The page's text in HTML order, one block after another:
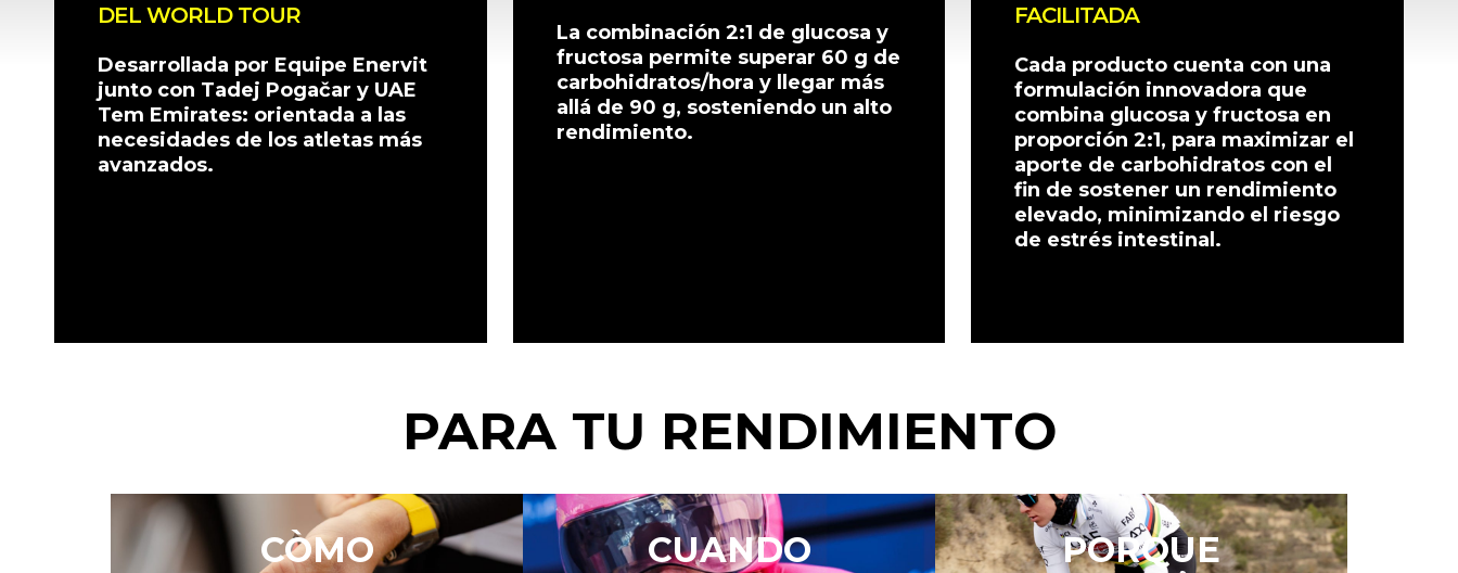
DEL WORLD TOUR
Desarrollada por Equipe Enervit
junto con Tadej Pogačar y UAE
Tem Emirates: orientada a las
necesidades de los atletas más
avanzados.
La combinación 2:1 de glucosa y
fructosa permite superar 60 g de
carbohidratos/hora y llegar más
allá de 90 g, sosteniendo un alto
rendimiento.
FACILITADA
Cada producto cuenta con una
formulación innovadora que
combina glucosa y fructosa en
proporción 2:1, para maximizar el
aporte de carbohidratos con el
fin de sostener un rendimiento
elevado, minimizando el riesgo
de estrés intestinal.
PARA TU RENDIMIENTO
CÒMO CUANDO PORQUE